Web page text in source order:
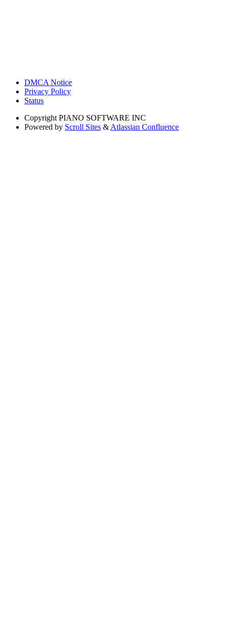
DMCA Notice
Privacy Policy
Status
Copyright PIANO SOFTWARE INC
Powered by Scroll Sites &Atlassian Confluence